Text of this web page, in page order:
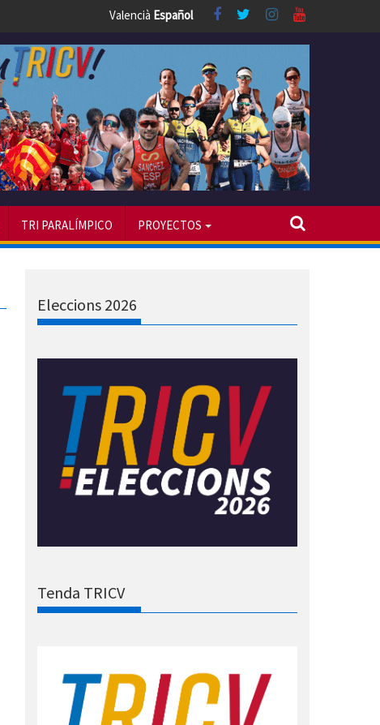
Valencià Español
TRI PARALÍMPICO PROYECTOS
Eleccions 2026
Tenda TRICV